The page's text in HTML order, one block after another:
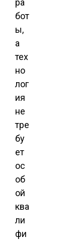
бот
ы,
а
тех
но
лог
ия
не
тре
бу
ет
ос
об
ой
ква
ли
фи